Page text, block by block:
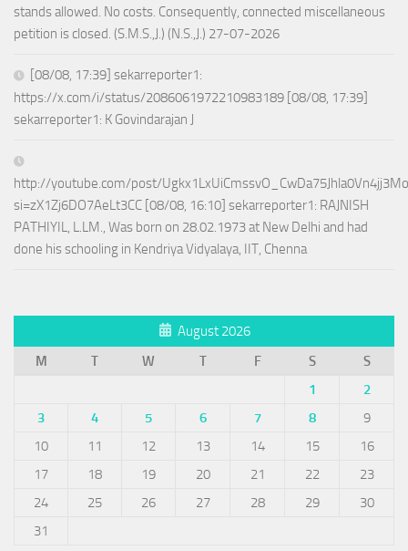
stands allowed. No costs. Consequently, connected miscellaneous
petition is closed. (S.M.S.,J.) (N.S.,J.) 27-07-2026
[08/08, 17:39] sekarreporter1:
https://x.com/i/status/2086061972210983189 [08/08, 17:39]
sekarreporter1: K Govindarajan J
http://youtube.com/post/
si=zX1Zj6DO7AeLt3CC [08/08, 16:10] sekarreporter1: RAJNISH
PATHIYIL, L.LM., Was born on 28.02.1973 at New Delhi and had
done his schooling in Kendriya Vidyalaya, IIT, Chenna
August 2026
M
T W T F S
S
1
2
3
4 5 6 7 8
9
10
11 12 13 14 15
16
17
18 19 20 21 22
23
24
25 26 27 28 29
30
31